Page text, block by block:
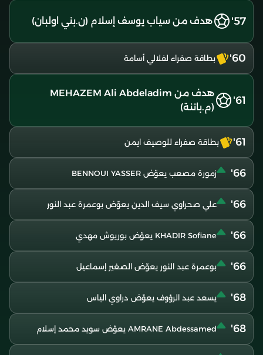
57' هدف من سياب يوسف إسلام (ن.بني اولبان)
60' بطاقة صفراء لفلالي أسامة
61'
هدف من MEHAZEM Ali Abdeladim
(م.باتنة)
61' بطاقة صفراء للوصيف ايمن
66' زمورة مصعب يعوّض BENNOUI YASSER
66' علي صحراوي سيف الدين يعوّض بوعمرة عبد النور
66' KHADIR Sofiane يعوّض بوريوش مهدي
66' بوعمرة عبد النور يعوّض الصغير إسماعيل
68' يسعد عبد الرؤوف يعوّض دراوي الياس
68' AMRANE Abdessamed يعوّض سويد محمد إسلام